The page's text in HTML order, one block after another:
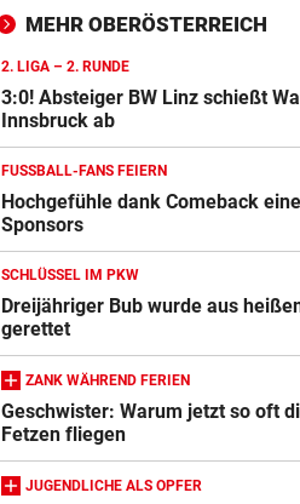
MEHR OBERÖSTERREICH
2. LIGA – 2. RUNDE
3:0! Absteiger BW Linz schießt
Innsbruck ab
FUSSBALL-FANS FEIERN
Hochgefühle dank Comeback
Sponsors
SCHLÜSSEL IM PKW
Dreijähriger Bub wurde aus
gerettet
ZANK WÄHREND FERIEN
Geschwister: Warum jetzt so oft
Fetzen fliegen
JUGENDLICHE ALS OPFER